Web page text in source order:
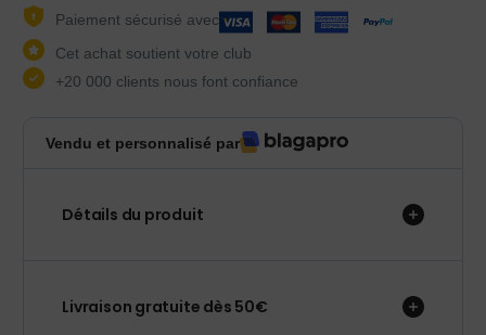
Paiement sécurisé avec
Cet achat soutient votre club
+20 000 clients nous font confiance
Vendu et personnalisé par
Détails du produit
Livraison gratuite dès 50€